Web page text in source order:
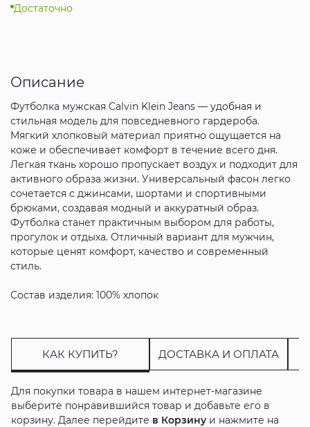
Достаточно
Описание
Футболка мужская Calvin Klein Jeans — удобная и
стильная модель для повседневного гардероба.
Мягкий хлопковый материал приятно ощущается на
коже и обеспечивает комфорт в течение всего дня.
Легкая ткань хорошо пропускает воздух и подходит для
активного образа жизни. Универсальный фасон легко
сочетается с джинсами, шортами и спортивными
брюками, создавая модный и аккуратный образ.
Футболка станет практичным выбором для работы,
прогулок и отдыха. Отличный вариант для мужчин,
которые ценят комфорт, качество и современный
стиль.
Состав изделия: 100% хлопок
КАК КУПИТЬ? ДОСТАВКА И ОПЛАТА
Для покупки товара в нашем интернет-магазине
выберите понравившийся товар и добавьте его в
корзину. Далее перейдите в Корзинуи нажмите на